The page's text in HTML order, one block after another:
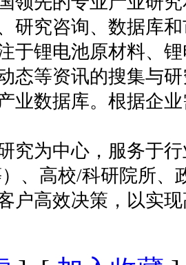
研究咨询、数据库
于锂电池原材料、
态等资讯的搜集与
业数据库。根据企
究为中心，服务于
、高校/科研院所、
户高效决策，以实